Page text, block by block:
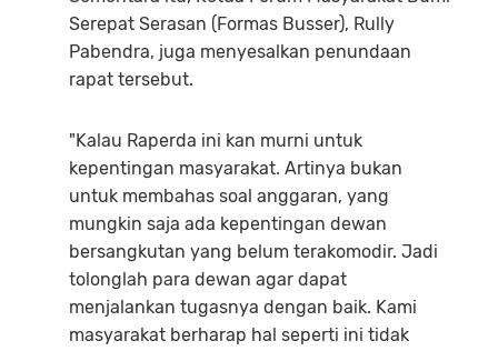
Serepat Serasan (Formas Busser), Rully
Pabendra, juga menyesalkan penundaan
rapat tersebut.
"Kalau Raperda ini kan murni untuk
kepentingan masyarakat. Artinya bukan
untuk membahas soal anggaran, yang
mungkin saja ada kepentingan dewan
bersangkutan yang belum terakomodir. Jadi
tolonglah para dewan agar dapat
menjalankan tugasnya dengan baik. Kami
masyarakat berharap hal seperti ini tidak